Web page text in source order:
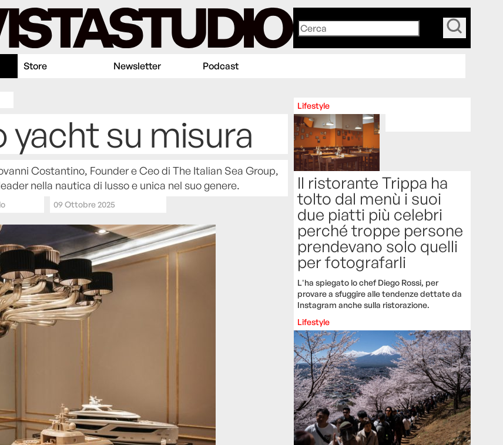
Store Newsletter Podcast
yacht su misura
Costantino, Founder e Ceo di The Italian Sea Group,
nella nautica di lusso e unica nel suo genere.
09 Ottobre 2025
Lifestyle
Il ristorante Trippa ha
tolto dal menù i suoi
due piatti più celebri
perché troppe persone
prendevano solo quelli
per fotografarli
L'ha spiegato lo chef Diego Rossi, per
provare a sfuggire alle tendenze dettate da
Instagram anche sulla ristorazione.
Lifestyle